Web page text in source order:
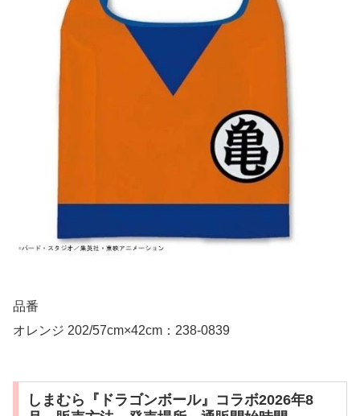
品番
オレンジ 202/57cm×42cm：238-0839
しまむら『ドラゴンボール』コラボ2026年8